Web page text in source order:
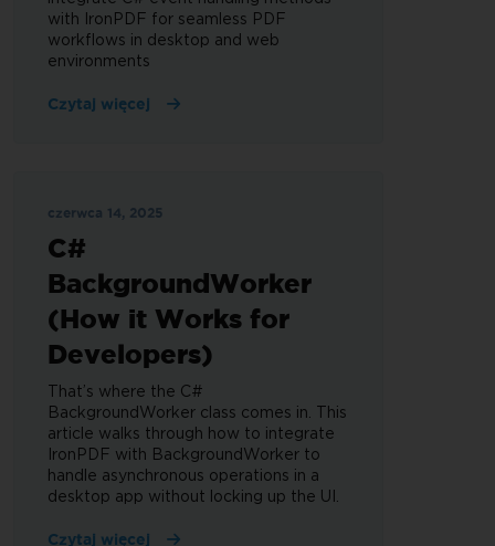
with IronPDF for seamless PDF
workflows in desktop and web
environments
Czytaj więcej
czerwca 14, 2025
C#
BackgroundWorker
(How it Works for
Developers)
That’s where the C#
BackgroundWorker class comes in. This
article walks through how to integrate
IronPDF with BackgroundWorker to
handle asynchronous operations in a
desktop app without locking up the UI.
Czytaj więcej